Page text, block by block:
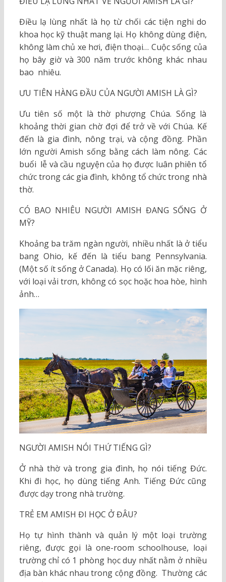
Điều lạ lùng nhất là họ từ chối các tiện nghi do
khoa học kỹ thuật mang lại. Họ không dùng điện,
không làm chủ xe hơi, điện thoại… Cuộc sống của
họ bây giờ và 300 năm trước không khác nhau
bao nhiêu.
ƯU TIÊN HÀNG ĐẦU CỦA NGƯỜI AMISH LÀ GÌ?
Ưu tiên số một là thờ phượng Chúa. Sống là
khoảng thời gian chờ đợi để trở về với Chúa. Kế
đến là gia đình, nông trại, và cộng đồng. Phần
lớn người Amish sống bằng cách làm nông. Các
buổi lễ và cầu nguyện của họ được luân phiên tổ
chức trong các gia đình, không tổ chức trong nhà
thờ.
CÓ BAO NHIÊU NGƯỜI AMISH ĐANG SỐNG Ở
MỸ?
Khoảng ba trăm ngàn người, nhiều nhất là ở tiểu
bang Ohio, kế đến là tiểu bang Pennsylvania.
(Một số ít sống ở Canada). Họ có lối ăn mặc riêng,
với loại vải trơn, không có sọc hoặc hoa hòe, hình
ảnh…
NGƯỜI AMISH NÓI THỨ TIẾNG GÌ?
Ở nhà thờ và trong gia đình, họ nói tiếng Đức.
Khi đi học, họ dùng tiếng Anh. Tiếng Đức cũng
được dạy trong nhà trường.
TRẺ EM AMISH ĐI HỌC Ở ĐÂU?
Họ tự hình thành và quản lý một loại trường
riêng, được gọi là one-room schoolhouse, loại
trường chỉ có 1 phòng học duy nhất nằm ở nhiều
địa bàn khác nhau trong cộng đồng. Thường các